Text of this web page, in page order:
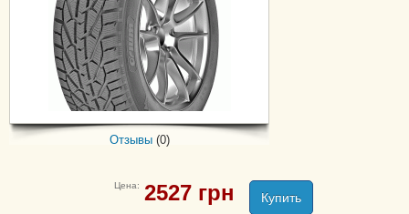
Отзывы (0)
Цена: 2527 грн Купить